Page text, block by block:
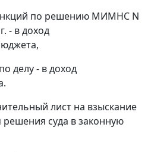
по решению МИМНС N
- в доход
делу - в доход
лист на взыскание
решения суда в законную